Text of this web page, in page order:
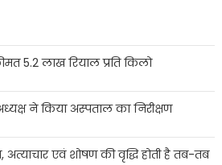
5.2 लाख रियाल प्रति किलो
ने किया अस्पताल का निरीक्षण
एवं शोषण की वृद्धि होती है तब-तब